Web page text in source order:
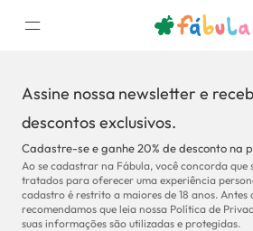
Assine nossa newsletter e
descontos exclusivos.
Cadastre-se e ganhe 20% de desconto na
Ao se cadastrar na Fábula, você concorda que
tratados para oferecer uma experiência
cadastro é restrito a maiores de 18 anos. Antes
recomendamos que leia nossa Política de
suas informações são utilizadas e protegidas.